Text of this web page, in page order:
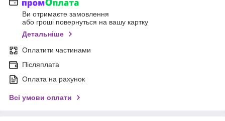
Ви отримаєте замовлення
або гроші повернуться на вашу картку
Детальніше
Оплатити частинами
Післяплата
Оплата на рахунок
Всі умови оплати